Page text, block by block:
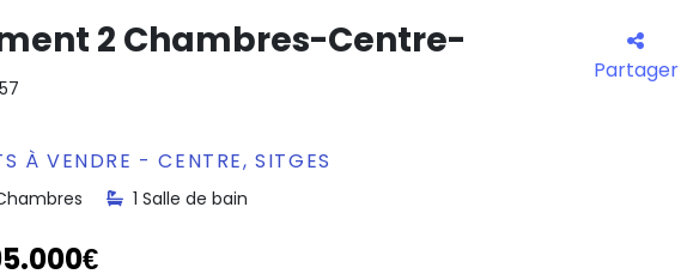
2 Chambres-Centre-
À VENDRE - CENTRE, SITGES
1 Salle de bain
Partager